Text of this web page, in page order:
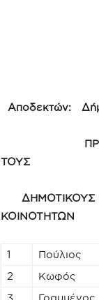
Αποδεκτών:
ΤΟΥΣ
ΚΟΙΝΟΤΗΤΩΝ
1 Πούλιος
2
Κωφός
3
Γραμμένος